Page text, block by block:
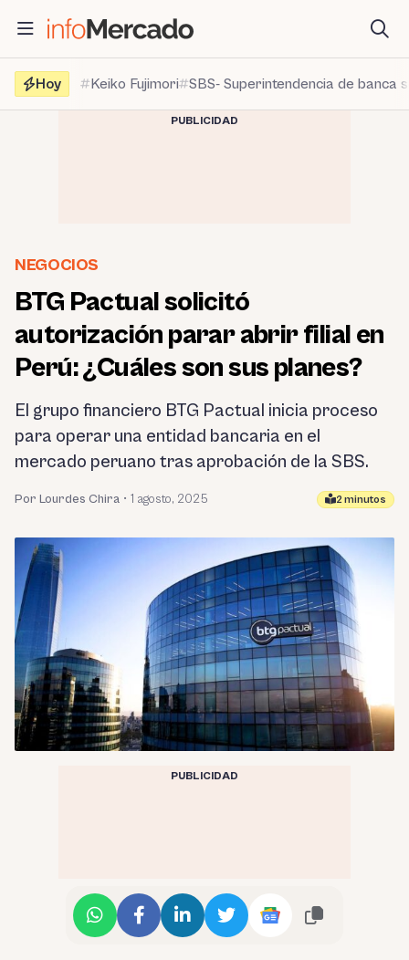
contenido
Hoy
Keiko Fujimori SBS- Superintendencia de banca
PUBLICIDAD
NEGOCIOS
BTG Pactual solicitó
autorización parar abrir filial en
Perú: ¿Cuáles son sus planes?
El grupo financiero BTG Pactual inicia proceso
para operar una entidad bancaria en el
mercado peruano tras aprobación de la SBS.
Por Lourdes Chira • 1 agosto, 2025 2 minutos
PUBLICIDAD